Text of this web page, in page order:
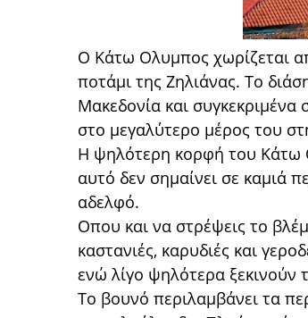
Ο Κάτω Ολυμπος χωρίζεται
ποτάμι της Ζηλιάνας. Το
Μακεδονία και
στο μεγαλύτερο μέρος του
Η ψηλότερη κορφή του Κάτω
αυτό δεν σημαίνει σε καμιά
αδελφό.
Οπου και να στρέψεις το
καστανιές, καρυδιές και
ενώ λίγο ψηλότερα ξεκινούν
Το βουνό περιλαμβάνει τα